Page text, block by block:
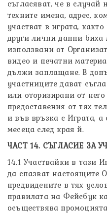
съгласяват, че в случай
техните имена, адрес,
участват в играта,
други лични данни биха
използвани от
видео и печатни
дължи заплащане. В
участниците дават
или оторизирани от
предоставения от тях
и във връзка с Играта,
месеца след края й.
ЧАСТ 14. СЪГЛАСИЕ ЗА
14.1 Участвайки в тази
да спазват настоящите
предвидените в тях
правилата на Фейсбук
осъществява